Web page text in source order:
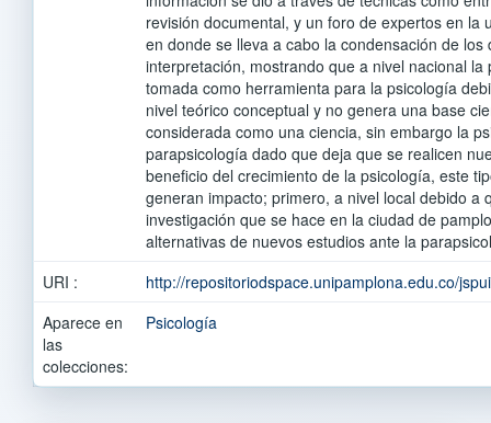
revisión documental, y un foro de expertos en la
en donde se lleva a cabo la condensación de los
interpretación, mostrando que a nivel nacional la
tomada como herramienta para la psicología
nivel teórico conceptual y no genera una base
considerada como una ciencia, sin embargo la
parapsicología dado que deja que se realicen
beneficio del crecimiento de la psicología, este
generan impacto; primero, a nivel local debido a
investigación que se hace en la ciudad de
alternativas de nuevos estudios ante la
URI :
http://repositoriodspace.unipamplona.edu.co/
Aparece en
las
colecciones:
Psicología